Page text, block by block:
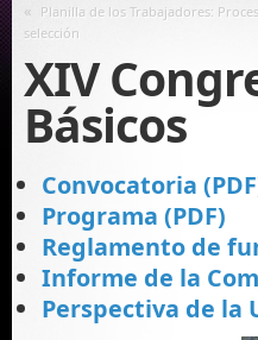
« Planilla de los Trabajadores:
selección
XIV
Básicos
Convocatoria
Programa (PDF)
Reglamento de
Informe de la
Perspectiva de la